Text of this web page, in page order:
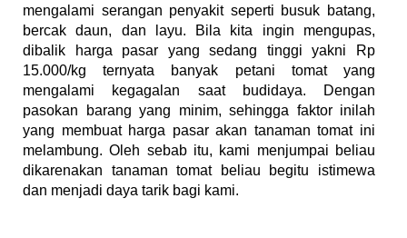
mengalami serangan penyakit seperti busuk batang,
bercak daun, dan layu. Bila kita ingin mengupas,
dibalik harga pasar yang sedang tinggi yakni Rp
15.000/kg ternyata banyak petani tomat yang
mengalami kegagalan saat budidaya. Dengan
pasokan barang yang minim, sehingga faktor inilah
yang membuat harga pasar akan tanaman tomat ini
melambung. Oleh sebab itu, kami menjumpai beliau
dikarenakan tanaman tomat beliau begitu istimewa
dan menjadi daya tarik bagi kami.